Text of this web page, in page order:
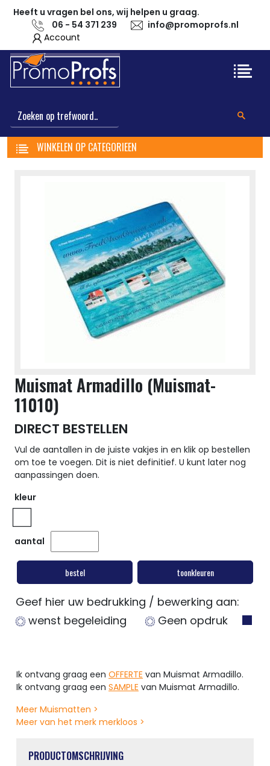
Heeft u vragen bel ons, wij helpen u graag.
06 - 54 371 239
info@promoprofs.nl
Account
WINKELEN OP CATEGORIEEN
Muismat Armadillo (Muismat-
11010)
DIRECT BESTELLEN
Vul de aantallen in de juiste vakjes in en klik op bestellen
om toe te voegen. Dit is niet definitief. U kunt later nog
aanpassingen doen.
kleur
aantal
bestel toonkleuren
Geef hier uw bedrukking / bewerking aan:
wenst begeleiding
Geen opdruk
Ik ontvang graag een OFFERTE van Muismat Armadillo.
Ik ontvang graag een SAMPLE van Muismat Armadillo.
Meer Muismatten >
Meer van het merk merkloos >
PRODUCTOMSCHRIJVING